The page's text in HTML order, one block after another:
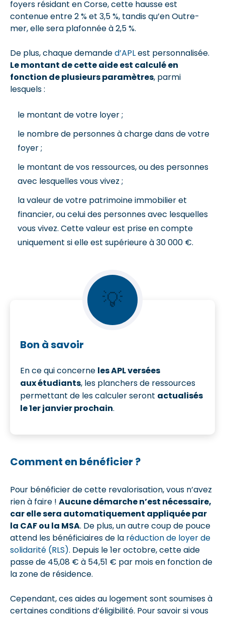
foyers résidant en Corse, cette hausse est
contenue entre 2 % et 3,5 %, tandis qu’en Outre-
mer, elle sera plafonnée à 2,5 %.
De plus, chaque demanded’APLest personnalisée.
Le montant de cette aide est calculé en
fonction de plusieurs paramètres, parmi
lesquels :
le montant de votre loyer ;
le nombre de personnes à charge dans de votre
foyer ;
le montant de vos ressources, ou des personnes
avec lesquelles vous vivez ;
la valeur de votre patrimoine immobilier et
financier, ou celui des personnes avec lesquelles
vous vivez. Cette valeur est prise en compte
uniquement si elle est supérieure à 30 000 €.
💡
Bon à savoir
En ce qui concerne les APL versées
aux étudiants, les planchers de ressources
permettant de les calculer seront actualisés
le 1er janvier prochain.
Comment en bénéficier ?
Pour bénéficier de cette revalorisation, vous n’avez
rien à faire ! Aucune démarche n’est nécessaire,
car elle sera automatiquement appliquée par
la CAF ou la MSA. De plus, un autre coup de pouce
attend les bénéficiaires de la réduction de loyer de
solidarité (RLS). Depuis le 1er octobre, cette aide
passe de 45,08 € à 54,51 € par mois en fonction de
la zone de résidence.
Cependant, ces aides au logement sont soumises à
certaines conditions d’éligibilité. Pour savoir si vous